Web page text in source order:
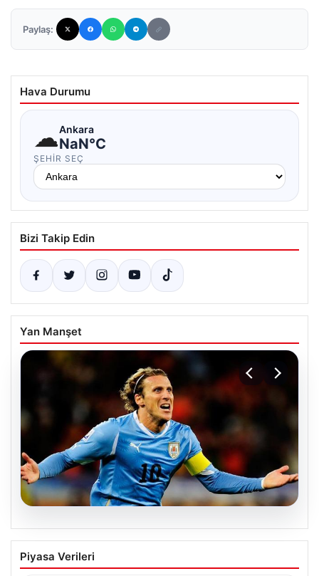
Paylaş:
Hava Durumu
☁Ankara
NaN°C
ŞEHIR SEÇ
Bizi Takip Edin
Yan Manşet
06.08.2026
Diego Forlan Uruguay Milli Takımı’nın
yeni teknik direktörü oldu
Piyasa Verileri